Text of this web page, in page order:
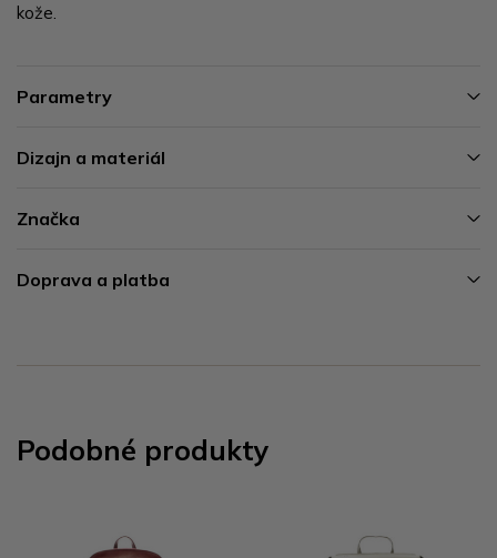
kože.
Parametry
Dizajn a materiál
Značka
Doprava a platba
Podobné produkty